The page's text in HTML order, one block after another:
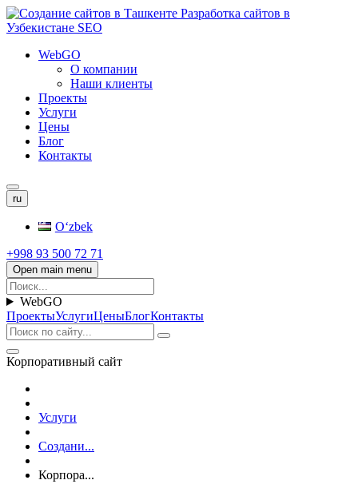
WebGO
О компании
Наши клиенты
Проекты
Услуги
Цены
Блог
Контакты
ru
Oʻzbek
+998 93 500 72 71
Open main menu
WebGO
ПроектыУслугиЦеныБлогКонтакты
Корпоративный сайт
Услуги
Создани...
Корпора...